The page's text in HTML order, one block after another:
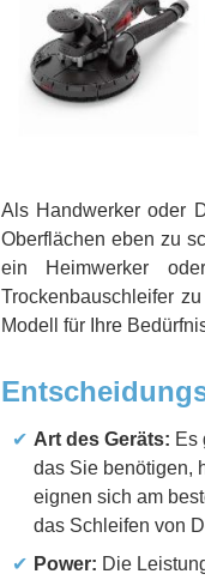
Als Handwerker oder
Oberflächen eben zu
ein Heimwerker
Trockenbauschleifer
Modell für Ihre
Art des Geräts: Es
das Sie benötigen,
eignen sich am
das Schleifen von
Power: Die